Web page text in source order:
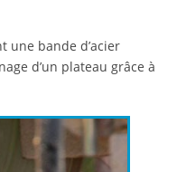
une bande d’acier
d’un plateau grâce à